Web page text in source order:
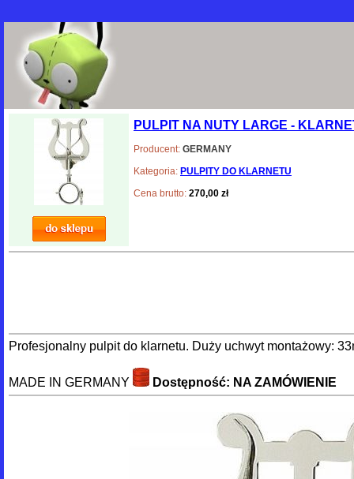
PULPIT NA NUTY LARGE -
Producent: GERMANY
Kategoria: PULPITY DO KLARNETU
Cena brutto: 270,00 zł
Profesjonalny pulpit do klarnetu. Duży uchwyt montażowy:
MADE IN GERMANY Dostępność: NA ZAMÓWIENIE